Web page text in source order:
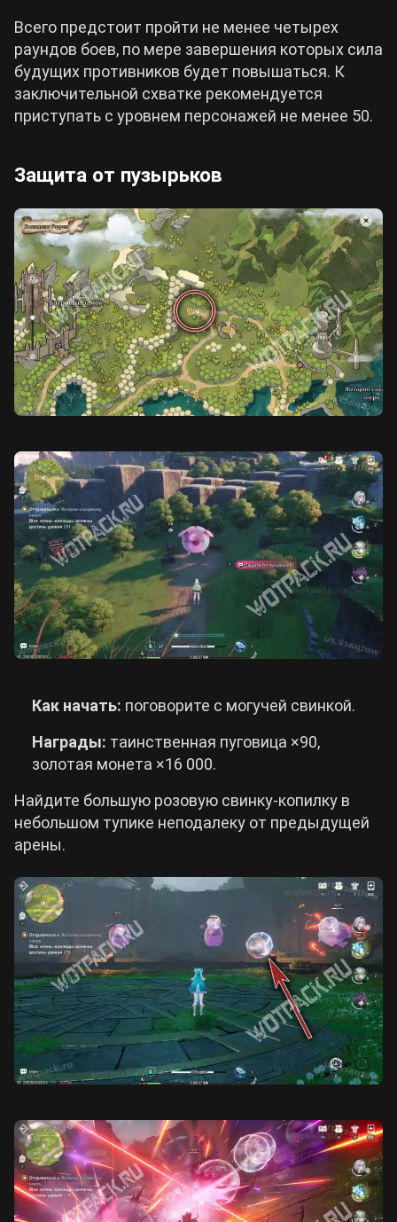
Всего предстоит пройти не менее четырех
раундов боев, по мере завершения которых сила
будущих противников будет повышаться. К
заключительной схватке рекомендуется
приступать с уровнем персонажей не менее 50.
Защита от пузырьков
Как начать: поговорите с могучей свинкой.
Награды: таинственная пуговица ×90,
золотая монета ×16 000.
Найдите большую розовую свинку-копилку в
небольшом тупике неподалеку от предыдущей
арены.